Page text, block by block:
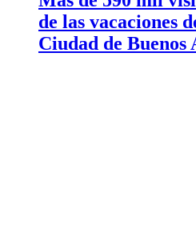
de las vacaciones
Ciudad de Buenos